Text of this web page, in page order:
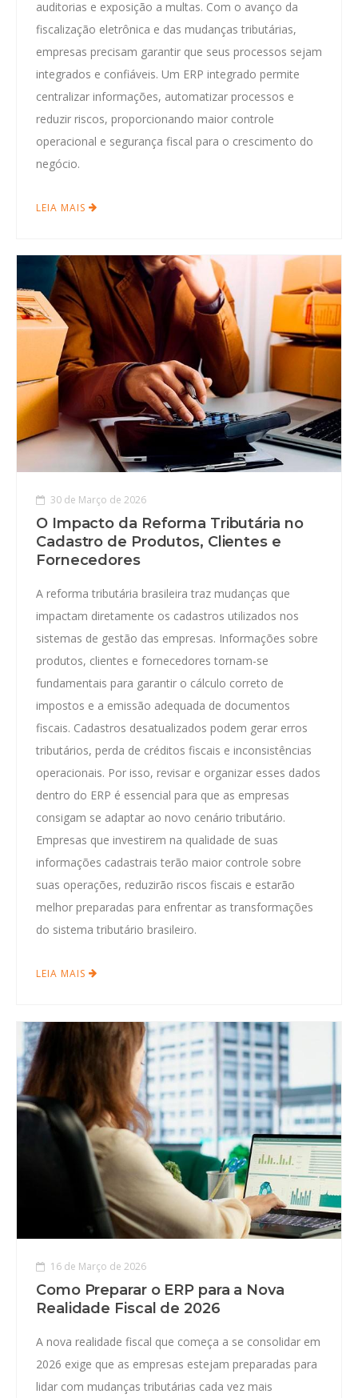
auditorias e exposição a multas. Com o avanço da
fiscalização eletrônica e das mudanças tributárias,
empresas precisam garantir que seus processos sejam
integrados e confiáveis. Um ERP integrado permite
centralizar informações, automatizar processos e
reduzir riscos, proporcionando maior controle
operacional e segurança fiscal para o crescimento do
negócio.
LEIA MAIS
30 de Março de 2026
O Impacto da Reforma Tributária no
Cadastro de Produtos, Clientes e
Fornecedores
A reforma tributária brasileira traz mudanças que
impactam diretamente os cadastros utilizados nos
sistemas de gestão das empresas. Informações sobre
produtos, clientes e fornecedores tornam-se
fundamentais para garantir o cálculo correto de
impostos e a emissão adequada de documentos
fiscais. Cadastros desatualizados podem gerar erros
tributários, perda de créditos fiscais e inconsistências
operacionais. Por isso, revisar e organizar esses dados
dentro do ERP é essencial para que as empresas
consigam se adaptar ao novo cenário tributário.
Empresas que investirem na qualidade de suas
informações cadastrais terão maior controle sobre
suas operações, reduzirão riscos fiscais e estarão
melhor preparadas para enfrentar as transformações
do sistema tributário brasileiro.
LEIA MAIS
16 de Março de 2026
Como Preparar o ERP para a Nova
Realidade Fiscal de 2026
A nova realidade fiscal que começa a se consolidar em
2026 exige que as empresas estejam preparadas para
lidar com mudanças tributárias cada vez mais